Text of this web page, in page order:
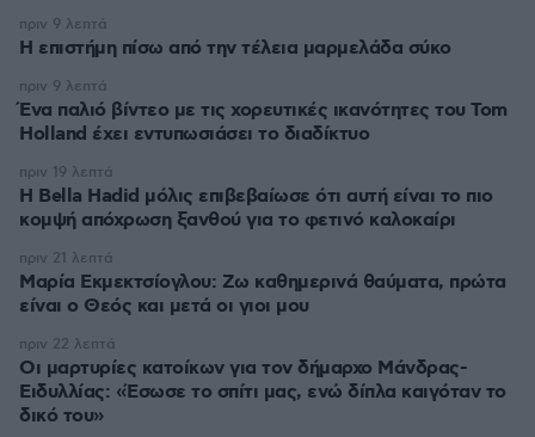
Η επιστήμη πίσω από την τέλεια μαρμελάδα σύκο
πριν 9 λεπτά
Ένα παλιό βίντεο με τις χορευτικές ικανότητες του Tom
Holland έχει εντυπωσιάσει το διαδίκτυο
πριν 9 λεπτά
Η Bella Hadid μόλις επιβεβαίωσε ότι αυτή είναι το πιο
κομψή απόχρωση ξανθού για το φετινό καλοκαίρι
πριν 19 λεπτά
Μαρία Εκμεκτσίογλου: Ζω καθημερινά θαύματα, πρώτα
είναι ο Θεός και μετά οι γιοι μου
πριν 21 λεπτά
Οι μαρτυρίες κατοίκων για τον δήμαρχο Μάνδρας-
Ειδυλλίας: «Έσωσε το σπίτι μας, ενώ δίπλα καιγόταν το
δικό του»
πριν 22 λεπτά